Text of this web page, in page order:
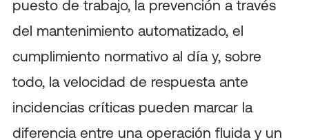
puesto de trabajo, la prevención a través
del mantenimiento automatizado, el
cumplimiento normativo al día y, sobre
todo, la velocidad de respuesta ante
incidencias críticas pueden marcar la
diferencia entre una operación fluida y un